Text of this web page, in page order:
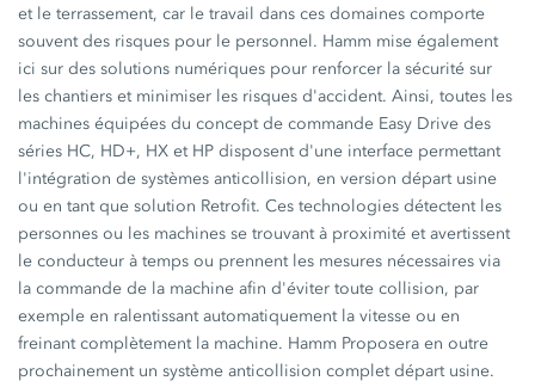
et le terrassement, car le travail dans ces domaines comporte
souvent des risques pour le personnel. Hamm mise également
ici sur des solutions numériques pour renforcer la sécurité sur
les chantiers et minimiser les risques d'accident. Ainsi, toutes les
machines équipées du concept de commande Easy Drive des
séries HC, HD+, HX et HP disposent d'une interface permettant
l'intégration de systèmes anticollision, en version départ usine
ou en tant que solution Retrofit. Ces technologies détectent les
personnes ou les machines se trouvant à proximité et avertissent
le conducteur à temps ou prennent les mesures nécessaires via
la commande de la machine afin d'éviter toute collision, par
exemple en ralentissant automatiquement la vitesse ou en
freinant complètement la machine. Hamm Proposera en outre
prochainement un système anticollision complet départ usine.